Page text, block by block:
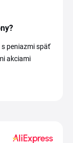
peniazmi späť
akciami